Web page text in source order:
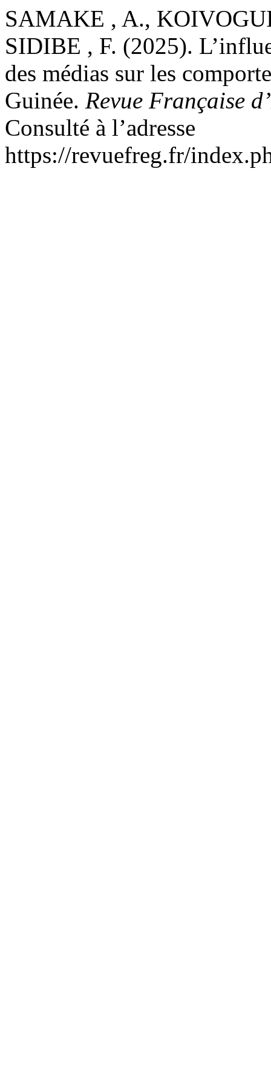
SAMAKE , A.,
SIDIBE , F. (2025).
des médias sur les
Guinée. Revue Française
Consulté à l’adresse
https://revuefreg.fr/